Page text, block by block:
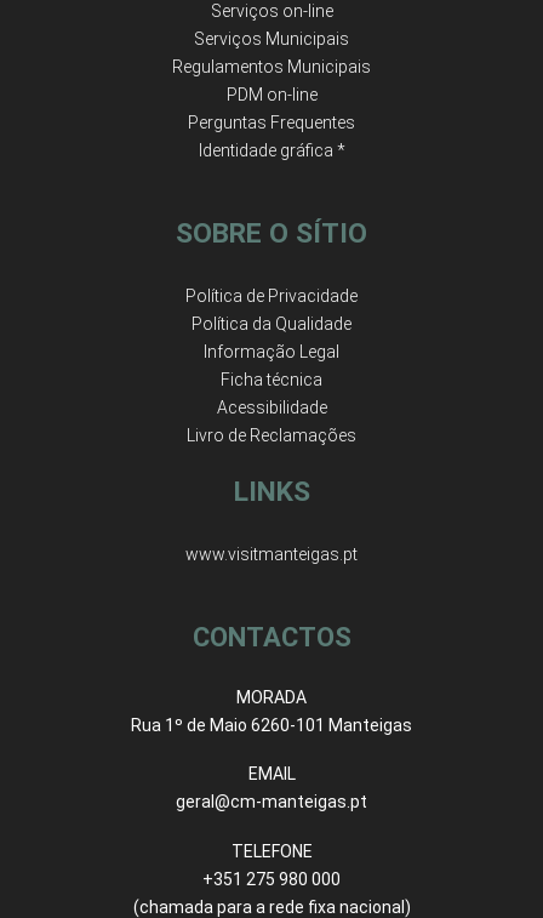
Serviços on-line
Serviços Municipais
Regulamentos Municipais
PDM on-line
Perguntas Frequentes
Identidade gráfica *
SOBRE O SÍTIO
Política de Privacidade
Política da Qualidade
Informação Legal
Ficha técnica
Acessibilidade
Livro de Reclamações
LINKS
www.visitmanteigas.pt
CONTACTOS
MORADA
Rua 1º de Maio 6260-101 Manteigas
EMAIL
geral@cm-manteigas.pt
TELEFONE
+351 275 980 000
(chamada para a rede fixa nacional)